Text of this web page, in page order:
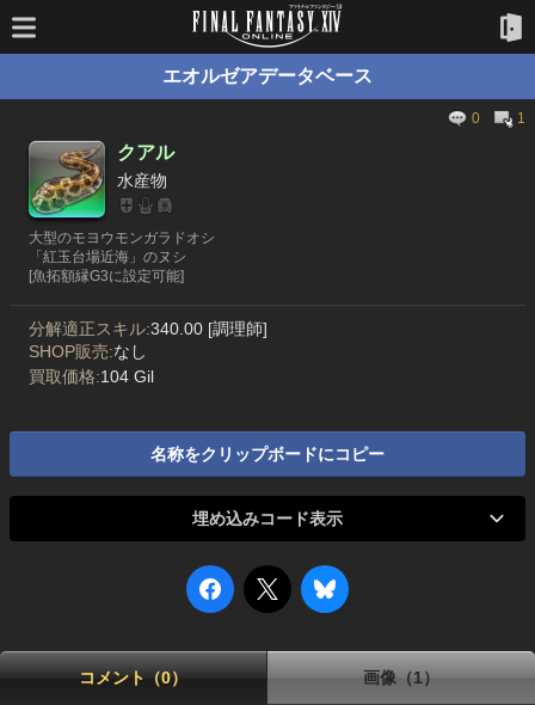
エオルゼアデータベース
0 1
クアル
水産物
大型のモヨウモンガラドオシ
「紅玉台場近海」のヌシ
[魚拓額縁G3に設定可能]
分解適正スキル:340.00 [調理師]
SHOP販売:なし
買取価格:104 Gil
名称をクリップボードにコピー
埋め込みコード表示
コメント（0） 画像（1）